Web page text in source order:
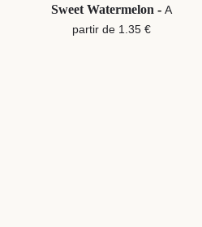
Sweet Watermelon - A
partir de 1.35 €